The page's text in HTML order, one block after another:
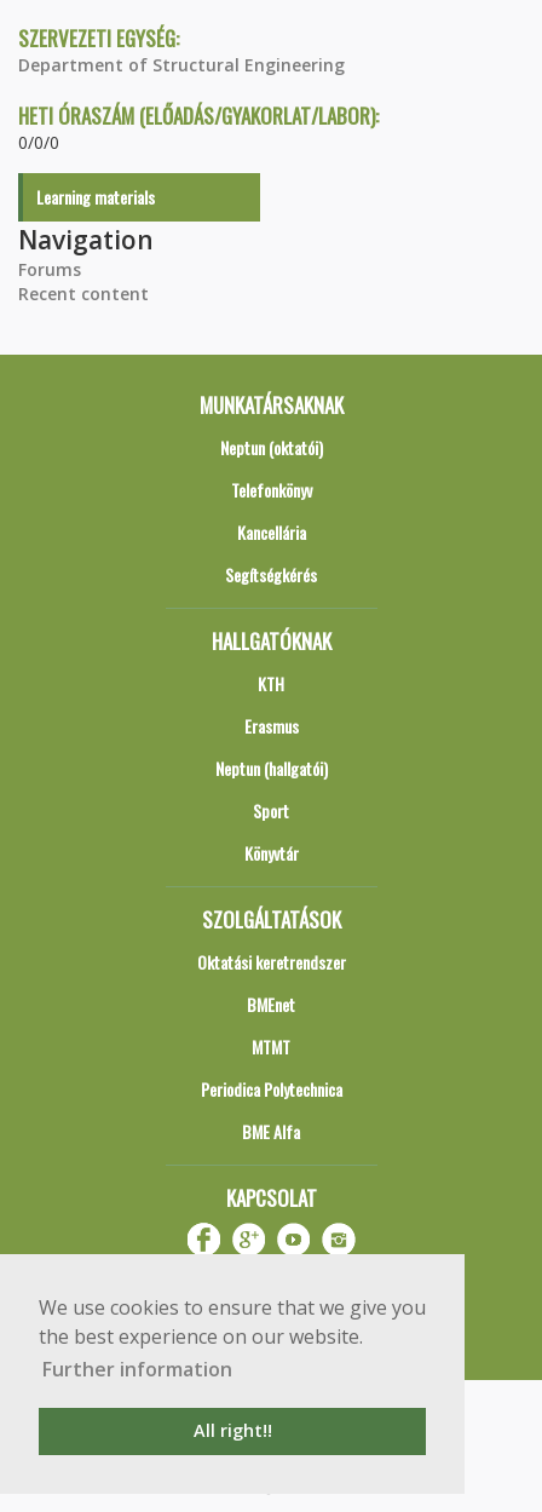
We use cookies to ensure that we give you
the best experience on our website.
Further information
All right!!
SZERVEZETI EGYSÉG:
Department of Structural Engineering
HETI ÓRASZÁM (ELŐADÁS/GYAKORLAT/LABOR):
0/0/0
Learning materials
Navigation
Forums
Recent content
MUNKATÁRSAKNAK
Neptun (oktatói)
Telefonkönyv
Kancellária
Segítségkérés
HALLGATÓKNAK
KTH
Erasmus
Neptun (hallgatói)
Sport
Könyvtár
SZOLGÁLTATÁSOK
Oktatási keretrendszer
BMEnet
MTMT
Periodica Polytechnica
BME Alfa
KAPCSOLAT
Copyright © 2020 BME Építőmérnöki Kar
1111 Budapest, Műegyetem rkp. 3.